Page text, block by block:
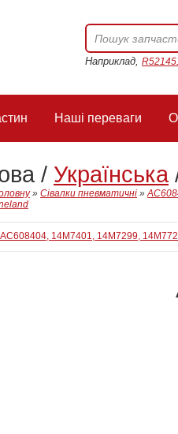
Наприклад,
Наші переваги
/ Українська
» Сівалки пневматичні »